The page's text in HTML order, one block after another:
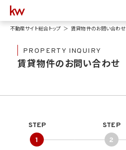
不動産サイト総合トップ 賃貸物件のお問い合わせ
PROPERTY INQUIRY
賃貸物件のお問い合わせ
STEP
1
STEP
2